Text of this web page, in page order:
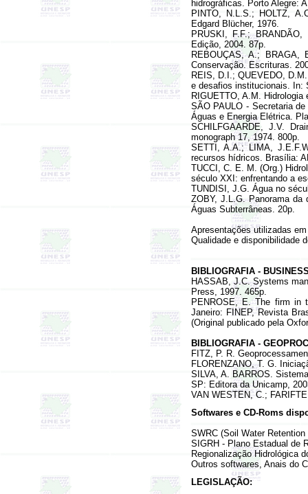
hidrográficas. Porto Alegre:
PINTO, N.L.S.; HOLTZ,
Edgard Blücher, 1976.
PRUSKI, F.F.;
Edição, 2004. 87p.
REBOUÇAS, A.;
Conservação. Escrituras.
REIS, D.I.; QUEVEDO,
e desafios institucionais. In:
RIGUETTO, A.M. Hidrologia
SÃO PAULO - Secretaria
Águas e Energia Elétrica.
SCHILFGAARDE, J.V.
monograph 17, 1974. 800p.
SETTI, A.A.; LIMA,
recursos hídricos. Brasília:
TUCCI, C. E. M. (Org.)
século XXI: enfrentando a
TUNDISI, J.G. Água no
ZOBY, J. L.G.Panorama da
Águas Subterrâneas. 20p.
Apresentações utilizadas
Qualidade e disponibilidade
BIBLIOGRAFIA -
HASSAB, J.C. Systems
Press, 1997. 465p.
PENROSE, E.The firm in
Janeiro: FINEP, Revista
(Original publicado pela
BIBLIOGRAFIA -
FITZ, P. R.
FLORENZANO, T. G.
SILVA, A. BARROS.
SP: Editora da Unicamp,
VAN WESTEN, C.;
Softwares e CD-Roms
SWRC(Soil Water Retention
SIGRH - Plano Estadual de
Regionalização Hidrológica
Outros softwares, Anais do
LEGISLAÇÃO: